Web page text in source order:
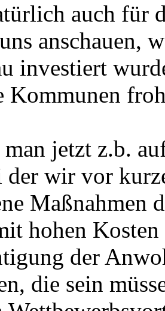
auch für
anschauen,
investiert
Kommunen
jetzt z.b.
der wir vor
Maßnahmen
hohen
der
die sein